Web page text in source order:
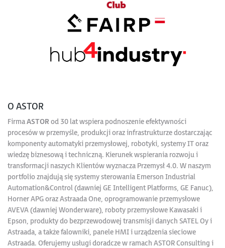
O ASTOR
FirmaASTOR od 30 lat wspiera podnoszenie efektywności
procesów w przemyśle, produkcji oraz infrastrukturze dostarczając
komponenty automatyki przemysłowej, robotyki, systemy IT oraz
wiedzę biznesową i techniczną. Kierunek wspierania rozwoju i
transformacji naszych Klientów wyznacza Przemysł 4.0. W naszym
portfolio znajdują się systemy sterowania Emerson Industrial
Automation&Control (dawniej GE Intelligent Platforms, GE Fanuc),
Horner APG oraz Astraada One, oprogramowanie przemysłowe
AVEVA (dawniej Wonderware), roboty przemysłowe Kawasaki i
Epson, produkty do bezprzewodowej transmisji danych SATEL Oy i
Astraada, a także falowniki, panele HMI i urządzenia sieciowe
Astraada. Oferujemy usługi doradcze w ramach ASTOR Consulting i